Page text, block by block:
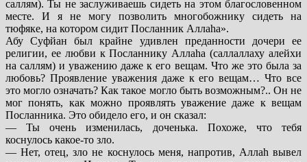
саллям). Ты не заслуживаешь сидеть на этом благословенном
месте. И я не могу позволить многобожнику сидеть на
тюфяке, на котором сидит Посланник Аллаhа».
Абу Суфйан был крайне удивлен преданности дочери ее
религии, ее любви к Посланнику Аллаhа (саллаллаху алейхи
на саллям) и уважению даже к его вещам. Что же это была за
любовь? Проявление уважения даже к его вещам… Что все
это могло означать? Как такое могло быть возможным?.. Он не
мог понять, как можно проявлять уважение даже к вещам
Посланника. Это обидело его, и он сказал:
— Ты очень изменилась, доченька. Похоже, что тебя
коснулось какое-то зло.
— Нет, отец, зло не коснулось меня, напротив, Аллаh вывел